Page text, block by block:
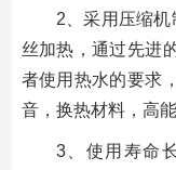
2、采用压缩
丝加热，通过先进
者使用热水的要求
音，换热材料，高能
3、使用寿命